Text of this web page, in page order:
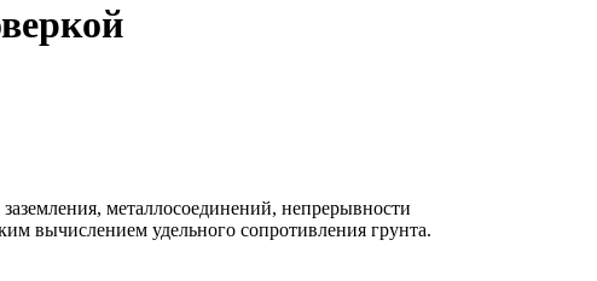
металлосоединений, непрерывности
вычислением удельного сопротивления грунта.